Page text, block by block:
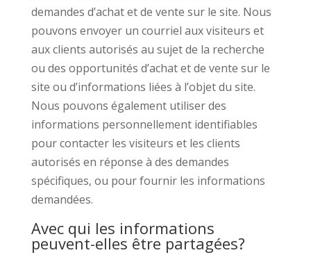
demandes d’achat et de vente sur le site. Nous
pouvons envoyer un courriel aux visiteurs et
aux clients autorisés au sujet de la recherche
ou des opportunités d’achat et de vente sur le
site ou d’informations liées à l’objet du site.
Nous pouvons également utiliser des
informations personnellement identifiables
pour contacter les visiteurs et les clients
autorisés en réponse à des demandes
spécifiques, ou pour fournir les informations
demandées.
Avec qui les informations
peuvent-elles être partagées?